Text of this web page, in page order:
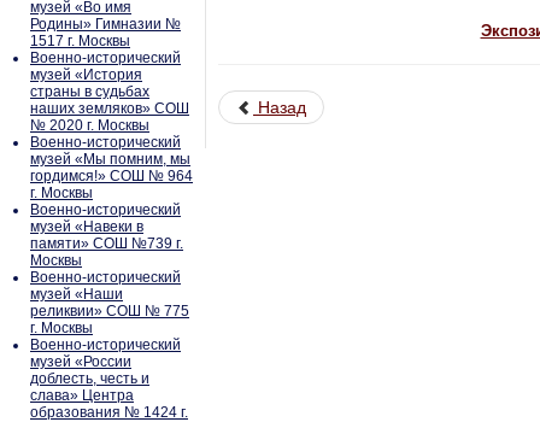
музей «Во имя
Родины» Гимназии №
1517 г. Москвы
Военно-исторический
музей «История
страны в судьбах
наших земляков» СОШ
№ 2020 г. Москвы
Военно-исторический
музей «Мы помним, мы
гордимся!» СОШ № 964
г. Москвы
Военно-исторический
музей «Навеки в
памяти» СОШ №739 г.
Москвы
Военно-исторический
музей «Наши
реликвии» СОШ № 775
г. Москвы
Военно-исторический
музей «России
доблесть, честь и
слава» Центра
образования № 1424 г.
Назад